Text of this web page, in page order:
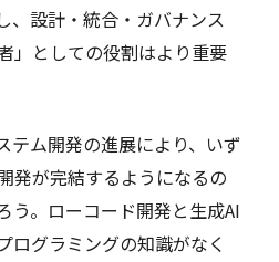
、設計・統合・ガバナンス
」としての役割はより重要
テム開発の進展により、いず
発が完結するようになるの
う。ローコード開発と生成AI
ログラミングの知識がなく